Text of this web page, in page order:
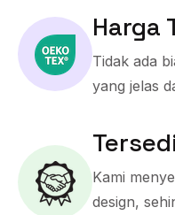
Harga
Tidak ada
yang jelas
Kami
design,